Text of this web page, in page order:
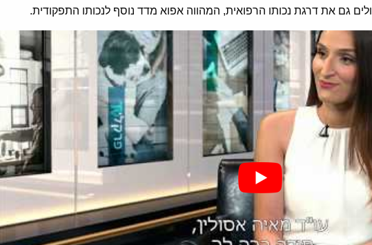
גם את דרגת נכותו הרפואית, המהווה אפוא מדד נוסף לנכותו התפקודית.